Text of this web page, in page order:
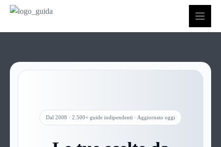
contenuto
Dal 2008 · 2.500+ guide indipendenti · Aggiornato oggi